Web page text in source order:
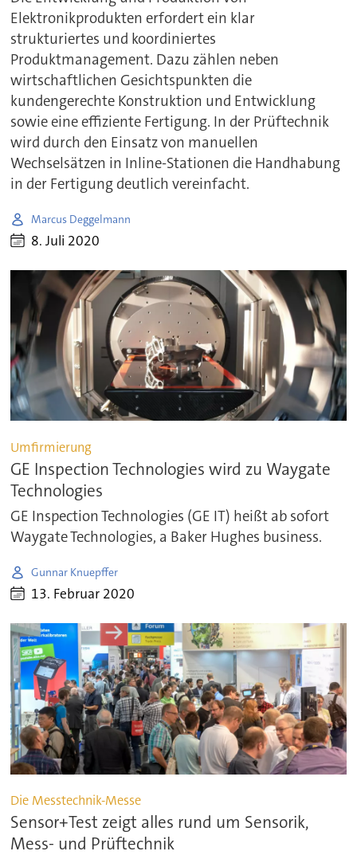
Elektronikprodukten erfordert ein klar
strukturiertes und koordiniertes
Produktmanagement. Dazu zählen neben
wirtschaftlichen Gesichtspunkten die
kundengerechte Konstruktion und Entwicklung
sowie eine effiziente Fertigung. In der Prüftechnik
wird durch den Einsatz von manuellen
Wechselsätzen in Inline-Stationen die Handhabung
in der Fertigung deutlich vereinfacht.
Marcus Deggelmann
8. Juli 2020
Umfirmierung
GE Inspection Technologies wird zu Waygate
Technologies
GE Inspection Technologies (GE IT) heißt ab sofort
Waygate Technologies, a Baker Hughes business.
Gunnar Knuepffer
13. Februar 2020
Die Messtechnik-Messe
Sensor+Test zeigt alles rund um Sensorik,
Mess- und Prüftechnik